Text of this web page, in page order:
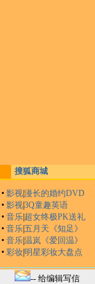
搜狐商城
• 影视漫长的婚约DVD
• 影视3Q童趣英语
• 音乐 超女终极PK送礼
• 音乐五月天《知足》
• 音乐温岚《爱回温》
• 彩妆明星彩妆大盘点
-- 给编辑写信